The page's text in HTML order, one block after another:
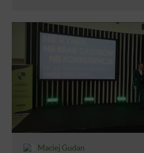
Maciej Gudan